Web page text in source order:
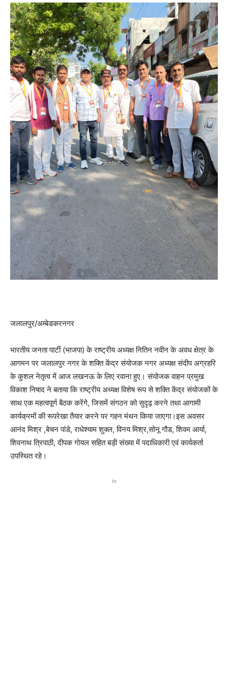
जलालपुर/अम्बेडकरनगर
भारतीय जनता पार्टी (भाजपा) के राष्ट्रीय अध्यक्ष नितिन नवीन के अवध क्षेत्र के
आगमन पर जलालपुर नगर के शक्ति केंद्र संयोजक नगर अध्यक्ष संदीप अग्रहरि
के कुशल नेतृत्व में आज लखनऊ के लिए रवाना हुए। संयोजक वाहन प्रमुख
विकाश निषाद ने बताया कि राष्ट्रीय अध्यक्ष विशेष रूप से शक्ति केंद्र संयोजकों के
साथ एक महत्वपूर्ण बैठक करेंगे, जिसमें संगठन को सुदृढ़ करने तथा आगामी
कार्यक्रमों की रूपरेखा तैयार करने पर गहन मंथन किया जाएगा।इस अवसर
आनंद मिश्र ,बेचन पांडे, राधेश्याम शुक्ल, विनय मिश्र,सोनू गौड, शिवम आर्या,
शिवनाथ त्रिपाठी, दीपक गोयल सहित बड़ी संख्या में पदाधिकारी एवं कार्यकर्ता
उपस्थित रहे।
In